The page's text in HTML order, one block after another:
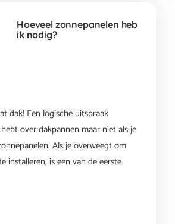
Hoeveel zonnepanelen heb
ik nodig?
dak! Een logische uitspraak
over dakpannen maar niet als je
Als je overweegt om
installeren, is een van de eerste